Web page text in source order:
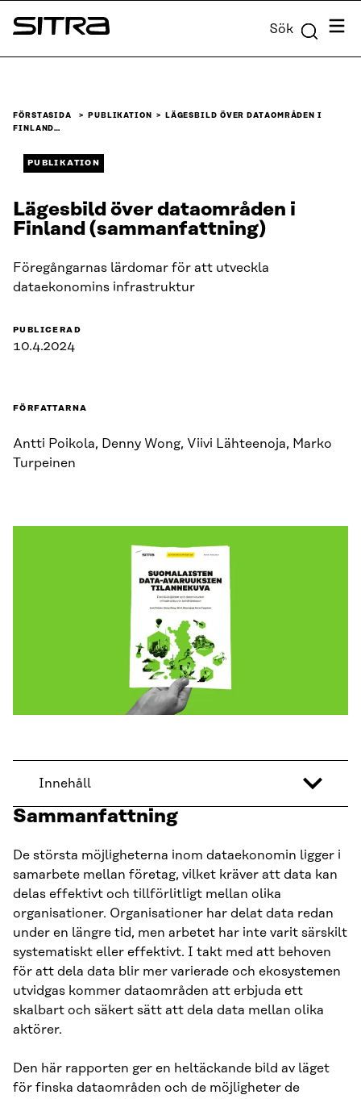
Skip to
content
Sitra Sök Meny
FÖRSTASIDA PUBLIKATION
LÄGESBILD ÖVER DATAOMRÅDEN I
FINLAND…
PUBLIKATION
Lägesbild över dataområden i
Finland (sammanfattning)
Föregångarnas lärdomar för att utveckla
dataekonomins infrastruktur
PUBLICERAD
10.4.2024
FÖRFATTARNA
Antti Poikola, Denny Wong, Viivi Lähteenoja, Marko
Turpeinen
Innehåll
Sammanfattning
De största möjligheterna inom dataekonomin ligger i
samarbete mellan företag, vilket kräver att data kan
delas effektivt och tillförlitligt mellan olika
organisationer. Organisationer har delat data redan
under en längre tid, men arbetet har inte varit särskilt
systematiskt eller effektivt. I takt med att behoven
för att dela data blir mer varierade och ekosystemen
utvidgas kommer dataområden att erbjuda ett
skalbart och säkert sätt att dela data mellan olika
aktörer.
Den här rapporten ger en heltäckande bild av läget
för finska dataområden och de möjligheter de